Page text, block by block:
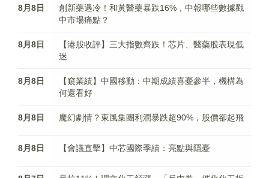
8月8日
創新藥遇冷！和黃醫藥暴跌16%，中報哪些數據戳
中市場痛點？
8月8日
【港股收評】三大指數齊跌！芯片、醫藥股表現低
迷
8月8日
【窺業績】中國移動：中期成績喜憂參半，機構為
何還看好
8月8日 魔幻劇情？東風集團利潤暴跌超90%，股價卻起飛
8月8日 【會議直擊】中芯國際季績：亮點與隱憂